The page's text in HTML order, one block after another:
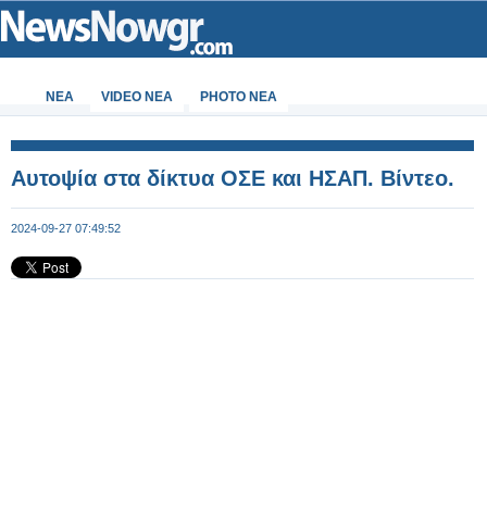
ΝΕΑ VIDEO NEA PHOTO NEA
Αυτοψία στα δίκτυα ΟΣΕ και ΗΣΑΠ. Βίντεο.
2024-09-27 07:49:52